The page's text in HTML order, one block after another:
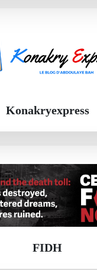
Konakryexpress
FIDH